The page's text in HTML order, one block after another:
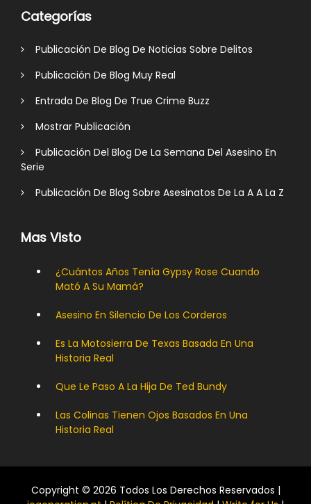
Categorías
Publicación De Blog De Noticias Sobre Delitos
Publicación De Blog Muy Real
Entrada De Blog De True Crime Buzz
Mostrar Publicación
Publicación Del Blog De La Semana Del Asesino En
Serie
Publicación De Blog Sobre Asesinatos De La A A La Z
Mas Visto
¿Cuántos Años Tenía Gypsy Rose Cuando
Mató A Su Mamá?
Asesino En Silencio De Los Corderos
Es La Motosierra De Texas Basada En Una
Historia Real
Que Le Paso A La Hija De Ted Bundy
Las Colinas Tienen Ojos Basados ​​en Una
Historia Real
Copyright © 2026 Todos Los Derechos Reservados |